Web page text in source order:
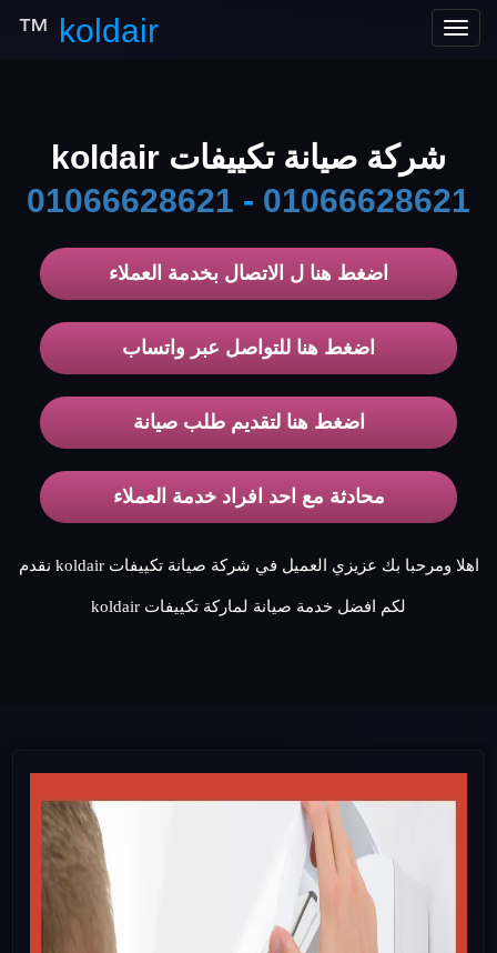
Toggle
koldair
™
شركة صيانة تكييفات koldair
01066628621 - 01066628621
اضغط هنا ل الاتصال بخدمة العملاء
اضغط هنا للتواصل عبر واتساب
اضغط هنا لتقديم طلب صيانة
محادثة مع احد افراد خدمة العملاء
اهلا ومرحبا بك عزيزي العميل في شركة صيانة تكييفات koldair نقدم
لكم افضل خدمة صيانة لماركة تكييفات koldair